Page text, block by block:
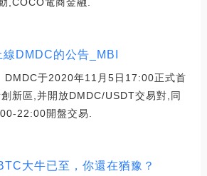
DMDC的公告_MBI
DMDC于2020年11月5日17:00正式首
新區,并開放DMDC/USDT交易對,同
22:00開盤交易.
大牛已至，你還在猶豫？